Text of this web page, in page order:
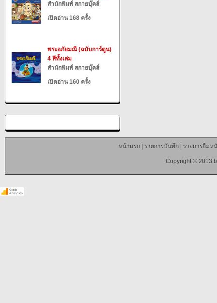
สำนักพิมพ์ สกายบุ๊คส์
เปิดอ่าน 168 ครั้ง
พระอภัยมณี (ฉบับการ์ตูน)
4 สีทั้งเล่ม
สำนักพิมพ์ สกายบุ๊คส์
เปิดอ่าน 160 ครั้ง
หน้าแรก| รายการบันทึก| รายการยืมห
Copyright © 2013